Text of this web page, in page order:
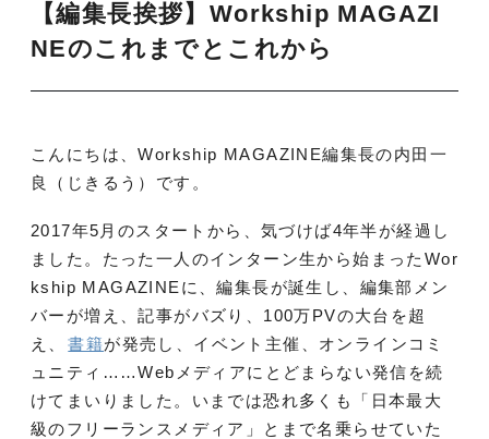
【編集長挨拶】Workship MAGAZI
NEのこれまでとこれから
こんにちは、Workship MAGAZINE編集長の内田一
良（じきるう）です。
2017年5月のスタートから、気づけば4年半が経過し
ました。たった一人のインターン生から始まったWor
kship MAGAZINEに、編集長が誕生し、編集部メン
バーが増え、記事がバズり、100万PVの大台を超
え、 書籍が発売し、イベント主催、オンラインコミ
ュニティ……Webメディアにとどまらない発信を続
けてまいりました。いまでは恐れ多くも「日本最大
級のフリーランスメディア」とまで名乗らせていた